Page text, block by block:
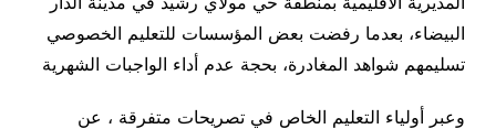
البيضاء، بعدما رفضت بعض المؤسسات للتعليم الخصوصي
تسليمهم شواهد المغادرة، بحجة عدم أداء الواجبات الشهرية
وعبر أولياء التعليم الخاص في تصريحات متفرقة ، عن